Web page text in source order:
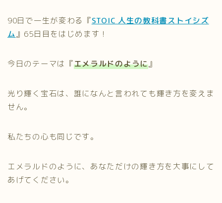
90日で一生が変わる『STOIC 人生の教科書ストイシズ
ム』65日目をはじめます！
今日のテーマは『エメラルドのように』
光り輝く宝石は、誰になんと言われても輝き方を変えま
せん。
私たちの心も同じです。
エメラルドのように、あなただけの輝き方を大事にして
あげてください。